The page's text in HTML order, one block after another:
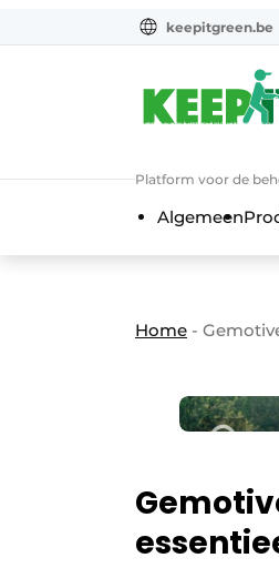
keepitgreen.be
Platform voor de
Algemeen
Home -